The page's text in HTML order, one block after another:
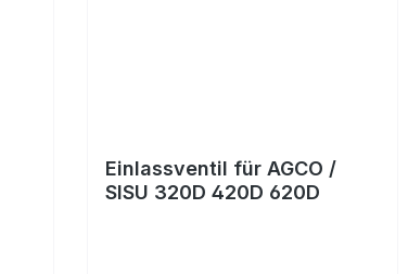
Einlassventil für AGCO /
SISU 320D 420D 620D